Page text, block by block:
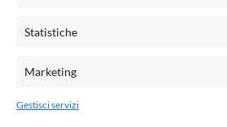
Statistiche
Marketing
Gestisci servizi
email: